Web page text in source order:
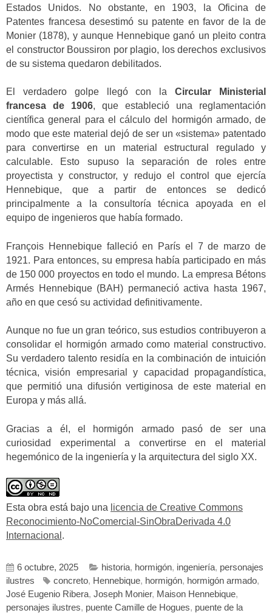
Estados Unidos. No obstante, en 1903, la Oficina de
Patentes francesa desestimó su patente en favor de la de
Monier (1878), y aunque Hennebique ganó un pleito contra
el constructor Boussiron por plagio, los derechos exclusivos
de su sistema quedaron debilitados.
El verdadero golpe llegó con laCircular Ministerial
francesa de 1906, que estableció una reglamentación
científica general para el cálculo del hormigón armado, de
modo que este material dejó de ser un «sistema» patentado
para convertirse en un material estructural regulado y
calculable. Esto supuso la separación de roles entre
proyectista y constructor, y redujo el control que ejercía
Hennebique, que a partir de entonces se dedicó
principalmente a la consultoría técnica apoyada en el
equipo de ingenieros que había formado.
François Hennebique falleció en París el 7 de marzo de
1921. Para entonces, su empresa había participado en más
de 150 000 proyectos en todo el mundo. La empresa Bétons
Armés Hennebique (BAH) permaneció activa hasta 1967,
año en que cesó su actividad definitivamente.
Aunque no fue un gran teórico, sus estudios contribuyeron a
consolidar el hormigón armado como material constructivo.
Su verdadero talento residía en la combinación de intuición
técnica, visión empresarial y capacidad propagandística,
que permitió una difusión vertiginosa de este material en
Europa y más allá.
Gracias a él, el hormigón armado pasó de ser una
curiosidad experimental a convertirse en el material
hegemónico de la ingeniería y la arquitectura del siglo XX.
Esta obra está bajo una licencia de Creative Commons
Reconocimiento-NoComercial-SinObraDerivada 4.0
Internacional .
6 octubre, 2025 historia, hormigón, ingeniería, personajes
ilustres
concreto, Hennebique, hormigón, hormigón armado,
José Eugenio Ribera, Joseph Monier, Maison Hennebique,
personajes ilustres, puente Camille de Hogues, puente de la